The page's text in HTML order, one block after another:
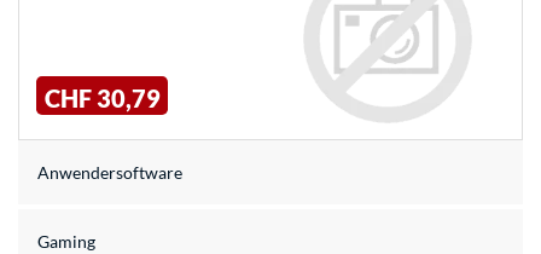
CHF 30,79
Anwendersoftware
Gaming